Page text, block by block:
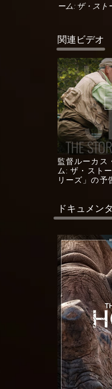
ーム: ザ・スト
関連ビデオ
監督ルーカス
ム: ザ・スト
リーズ」の予
ドキュメン